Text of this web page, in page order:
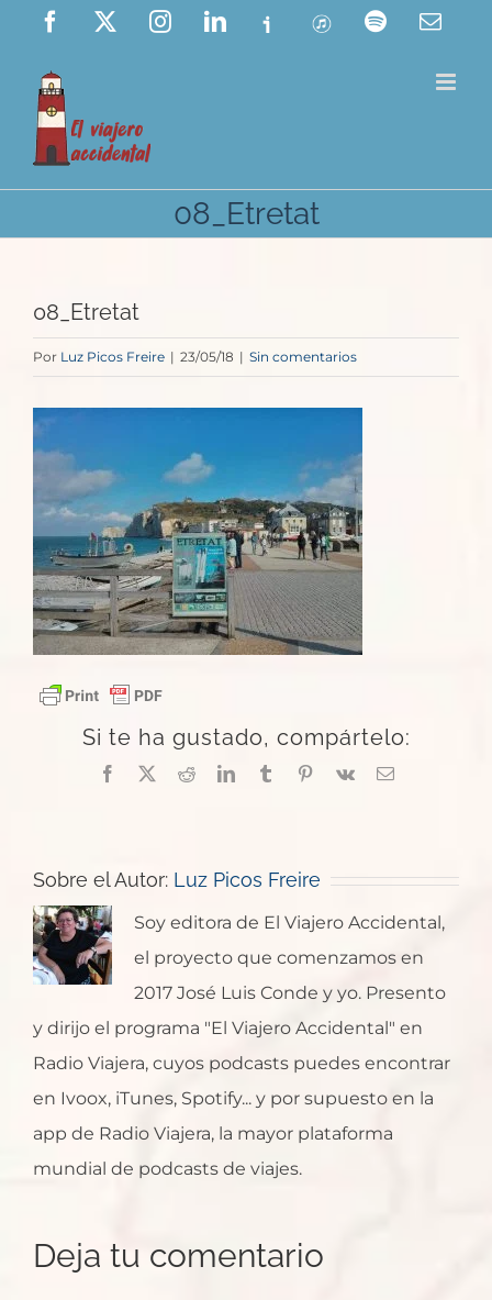
Saltar
contenido
Facebook InstagramLinkedIn
Ivoox ITunes Spotify
08_Etretat
08_Etretat
Por Luz Picos Freire | 23/05/18 | Sin comentarios
Si te ha gustado, compártelo:
Facebook
X RedditLinkedInTumblrPinterest
Vk
Correo
Sobre el Autor: Luz Picos Freire
Soy editora de El Viajero Accidental,
el proyecto que comenzamos en
2017 José Luis Conde y yo. Presento
y dirijo el programa "El Viajero Accidental" en
Radio Viajera, cuyos podcasts puedes encontrar
en Ivoox, iTunes, Spotify... y por supuesto en la
app de Radio Viajera, la mayor plataforma
mundial de podcasts de viajes.
Deja tu comentario